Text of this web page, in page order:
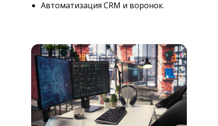
Автоматизация CRM и воронок.